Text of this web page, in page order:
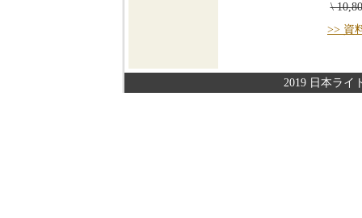
\
>> 資
2019 日本ライ